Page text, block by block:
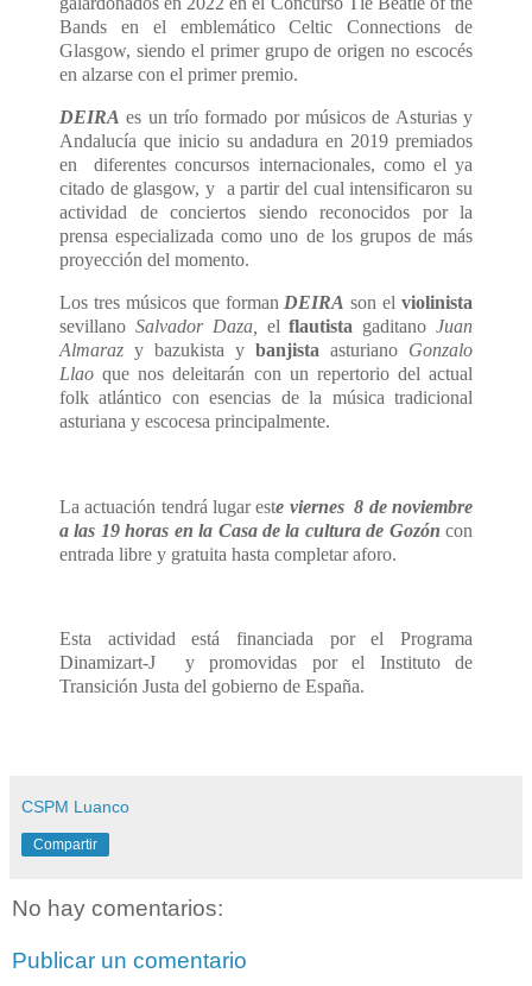
Bands en el emblemático Celtic Connections de
Glasgow, siendo el primer grupo de origen no escocés
en alzarse con el primer premio.
DEIRA es un trío formado por músicos de Asturias y
Andalucía que inicio su andadura en 2019 premiados
en diferentes concursos internacionales, como el ya
citado de glasgow, y a partir del cual intensificaron su
actividad de conciertos siendo reconocidos por la
prensa especializada como uno de los grupos de más
proyección del momento.
Los tres músicos que forman DEIRA son el violinista
sevillano Salvador Daza, elflautista gaditanoJuan
Almaraz y bazukista y banjista asturiano Gonzalo
Llaoque nos deleitarán con un repertorio del actual
folk atlántico con esencias de la música tradicional
asturiana y escocesa principalmente.
La actuación tendrá lugar este viernes 8 de noviembre
a las 19 horas en la Casa de la cultura de Gozón con
entrada libre y gratuita hasta completar aforo.
Esta actividad está financiada por el Programa
Dinamizart-J y promovidas por el Instituto de
Transición Justa del gobierno de España.
CSPM Luanco
Compartir
No hay comentarios:
Publicar un comentario